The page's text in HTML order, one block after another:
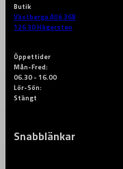
Butik
Västberga Allé 36B
126 30 Hägersten
Öppettider
Mån-Fred:
06.30 - 16.00
Lör-Sön:
Stängt
Snabblänkar